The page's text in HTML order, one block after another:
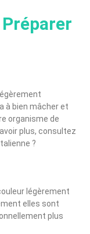
à bien mâcher et
organisme de
plus, consultez
?
légèrement
elles sont
plus